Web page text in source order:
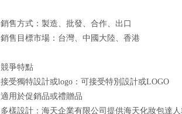
銷售方式：製造、批發、合作、出口
銷售目標市場：台灣、中國大陸、香港
競爭特點
接受獨特設計或logo：可接受特別設計或LOGO
適用於促銷品或禮贈品
多樣設計：海天企業有限公司提供海天化妝包達